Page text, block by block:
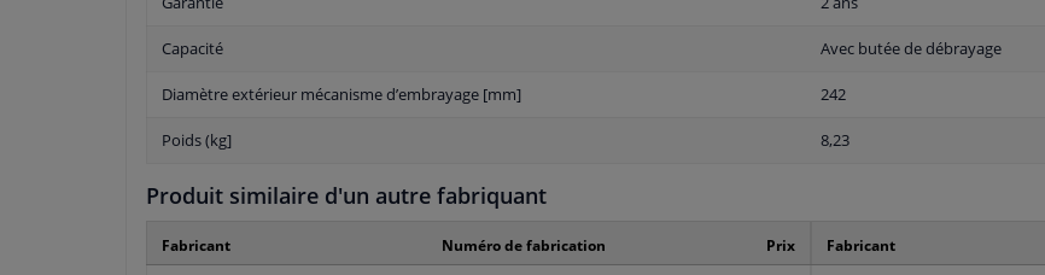
Capacité Avec butée de débrayage
Diamètre extérieur mécanisme d’embrayage [mm] 242
Poids (kg] 8,23
Produit similaire d'un autre fabriquant
Fabricant Numéro de fabrication Prix Fabricant